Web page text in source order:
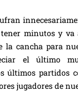
minutos y va
la cancha para
el último
últimos partidos
jugadores de